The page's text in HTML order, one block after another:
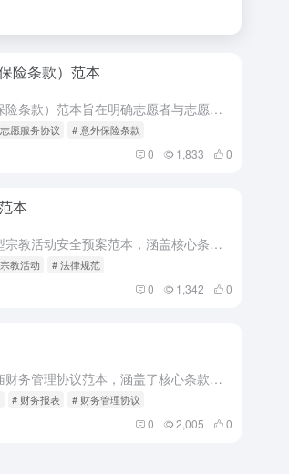
险条款）范本
本志愿服务协议（含意外保险条款）范本旨在明确志愿者与志愿服务组织之间的权利义务关系，涵盖意外保险、责任划分、争议解决等核心条款，确保双方权益得到充分保障。本协议适用于各类志愿服务场景，具有较强的法律规...
愿服务协议 # 意外保险条款
0 1,833 0
本
本文提供了一份全面的大型宗教活动安全预案范本，涵盖核心条款、各方权利义务、违约责任、争议管辖及文书送达等内容，旨在确保活动安全顺利进行，降低潜在风险。 为确保大型宗教活动的安全有序进行，特制定本安全预...
教活动 # 法律规范
0 1,342 0
本文提供了一份详细的寺庙财务管理协议范本，涵盖了核心条款、各方权利义务、违约责任、争议管辖、文书送达等内容，旨在确保寺庙财务管理的规范性和合法性。 为规范寺庙财务管理，明确各方权利义务，保障寺庙财产的...
# 财务报表 # 财务管理协议
0 2,005 0